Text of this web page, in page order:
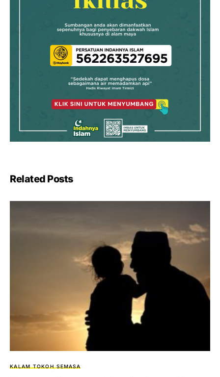
Related Posts
KALAM TOKOH SEMASA